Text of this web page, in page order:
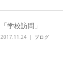
「学校訪問」
2017.11.24 ブログ